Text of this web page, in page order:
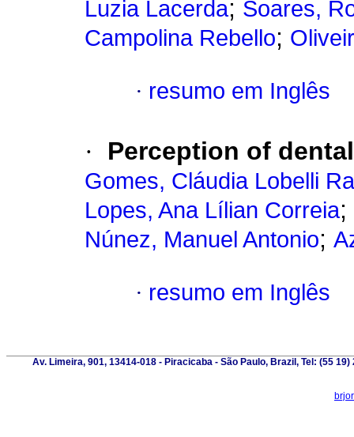
Luzia Lacerda; Soares,
Campolina Rebello;
· resumo em Inglês
· Perception of
Gomes, Cláudia Lobelli
Lopes, Ana Lílian Correia;
Núnez, Manuel Antonio;
· resumo em Inglês
Av. Limeira, 901, 13414-018 - Piracicaba - São Paulo, Brazil, Tel: (55